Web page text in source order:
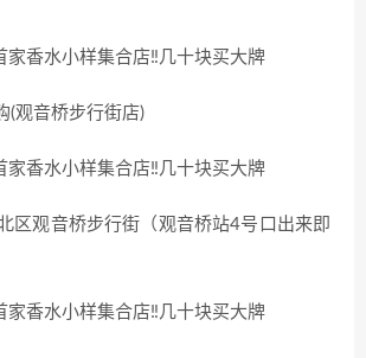
(观音桥步行街店)
区观音桥步行街（观音桥站4号口出来即